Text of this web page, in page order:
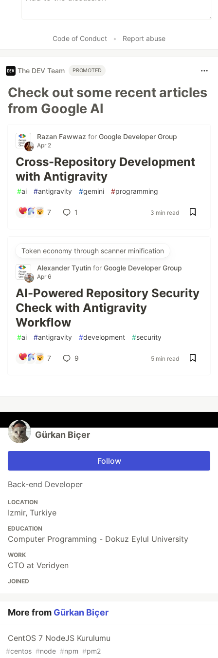
Code of Conduct • Report abuse
The DEV Team PROMOTED
Check out some recent articles
from Google AI
Razan Fawwaz for Google Developer Group
Apr 2
Cross-Repository Development
with Antigravity
#ai #antigravity #gemini #programming
7 1 3 min read
Token economy through scanner minification
Alexander Tyutin for Google Developer Group
Apr 6
AI-Powered Repository Security
Check with Antigravity
Workflow
#ai #antigravity #development #security
7 9 5 min read
Gürkan Biçer
Follow
Back-end Developer
LOCATION
Izmir, Turkiye
EDUCATION
Computer Programming - Dokuz Eylul University
WORK
CTO at Veridyen
JOINED
More from Gürkan Biçer
CentOS 7 NodeJS Kurulumu
#centos #node #npm #pm2